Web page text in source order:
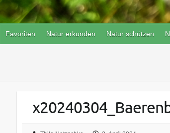
Favoriten Natur erkunden Natur schützen